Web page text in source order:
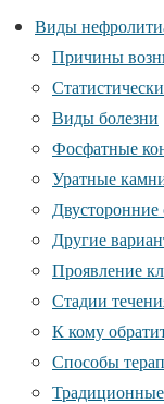
Виды
Причины
Виды болезни
Фосфатные
Уратные
Двусторонние
Другие
Проявление
Стадии
К кому
Способы